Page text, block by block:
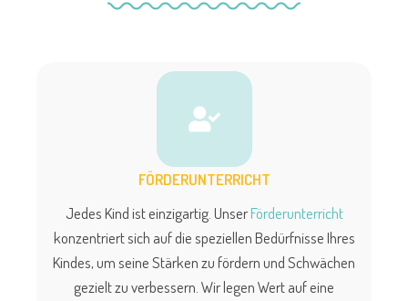
FÖRDERUNTERRICHT
Jedes Kind ist einzigartig. UnserFörderunterricht
konzentriert sich auf die speziellen Bedürfnisse Ihres
Kindes, um seine Stärken zu fördern und Schwächen
gezielt zu verbessern. Wir legen Wert auf eine